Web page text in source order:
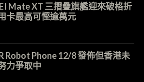
Mate XT 三摺疊旗艦迎來破格折
最高可慳逾萬元
Robot Phone 12/8 發佈但香港未
力爭取中